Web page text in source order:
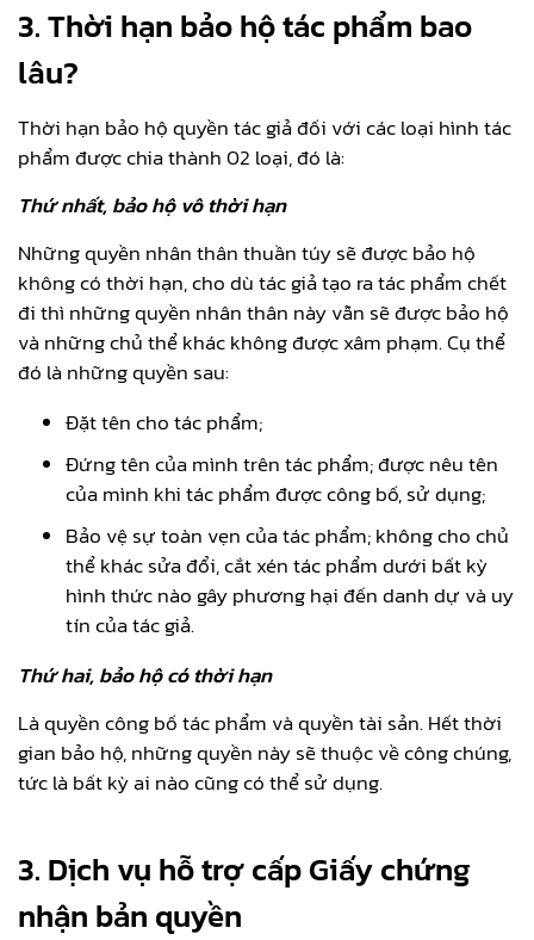
3. Thời hạn bảo hộ tác phẩm bao
lâu?
Thời hạn bảo hộ quyền tác giả đối với các loại hình tác
phẩm được chia thành 02 loại, đó là:
Thứ nhất, bảo hộ vô thời hạn
Những quyền nhân thân thuần túy sẽ được bảo hộ
không có thời hạn, cho dù tác giả tạo ra tác phẩm chết
đi thì những quyền nhân thân này vẫn sẽ được bảo hộ
và những chủ thể khác không được xâm phạm. Cụ thể
đó là những quyền sau:
Đặt tên cho tác phẩm;
Đứng tên của mình trên tác phẩm; được nêu tên
của mình khi tác phẩm được công bố, sử dụng;
Bảo vệ sự toàn vẹn của tác phẩm; không cho chủ
thể khác sửa đổi, cắt xén tác phẩm dưới bất kỳ
hình thức nào gây phương hại đến danh dự và uy
tín của tác giả.
Thứ hai, bảo hộ có thời hạn
Là quyền công bố tác phẩm và quyền tài sản. Hết thời
gian bảo hộ, những quyền này sẽ thuộc về công chúng,
tức là bất kỳ ai nào cũng có thể sử dụng.
3. Dịch vụ hỗ trợ cấp Giấy chứng
nhận bản quyền